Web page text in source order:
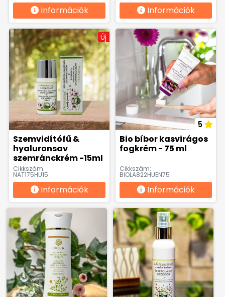
Információk Információk
Új
Szemvidítófű &
hyaluronsav
szemránckrém -15ml
Cikkszám:
NAT175HU15
Információk
5
Bio bíbor kasvirágos
fogkrém - 75 ml
Cikkszám:
BIOLA822HUEN75
Információk